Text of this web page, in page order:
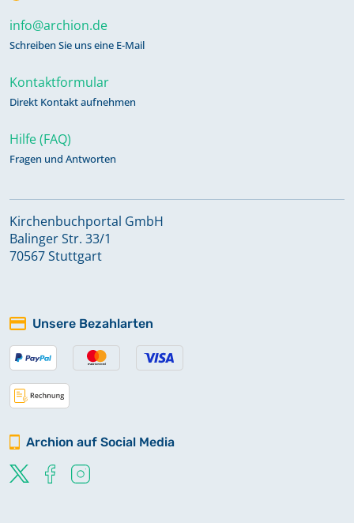
info@archion.de
Schreiben Sie uns eine E-Mail
Kontaktformular
Direkt Kontakt aufnehmen
Hilfe (FAQ)
Fragen und Antworten
Kirchenbuchportal GmbH
Balinger Str. 33/1
70567 Stuttgart
Unsere Bezahlarten
Archion auf Social Media